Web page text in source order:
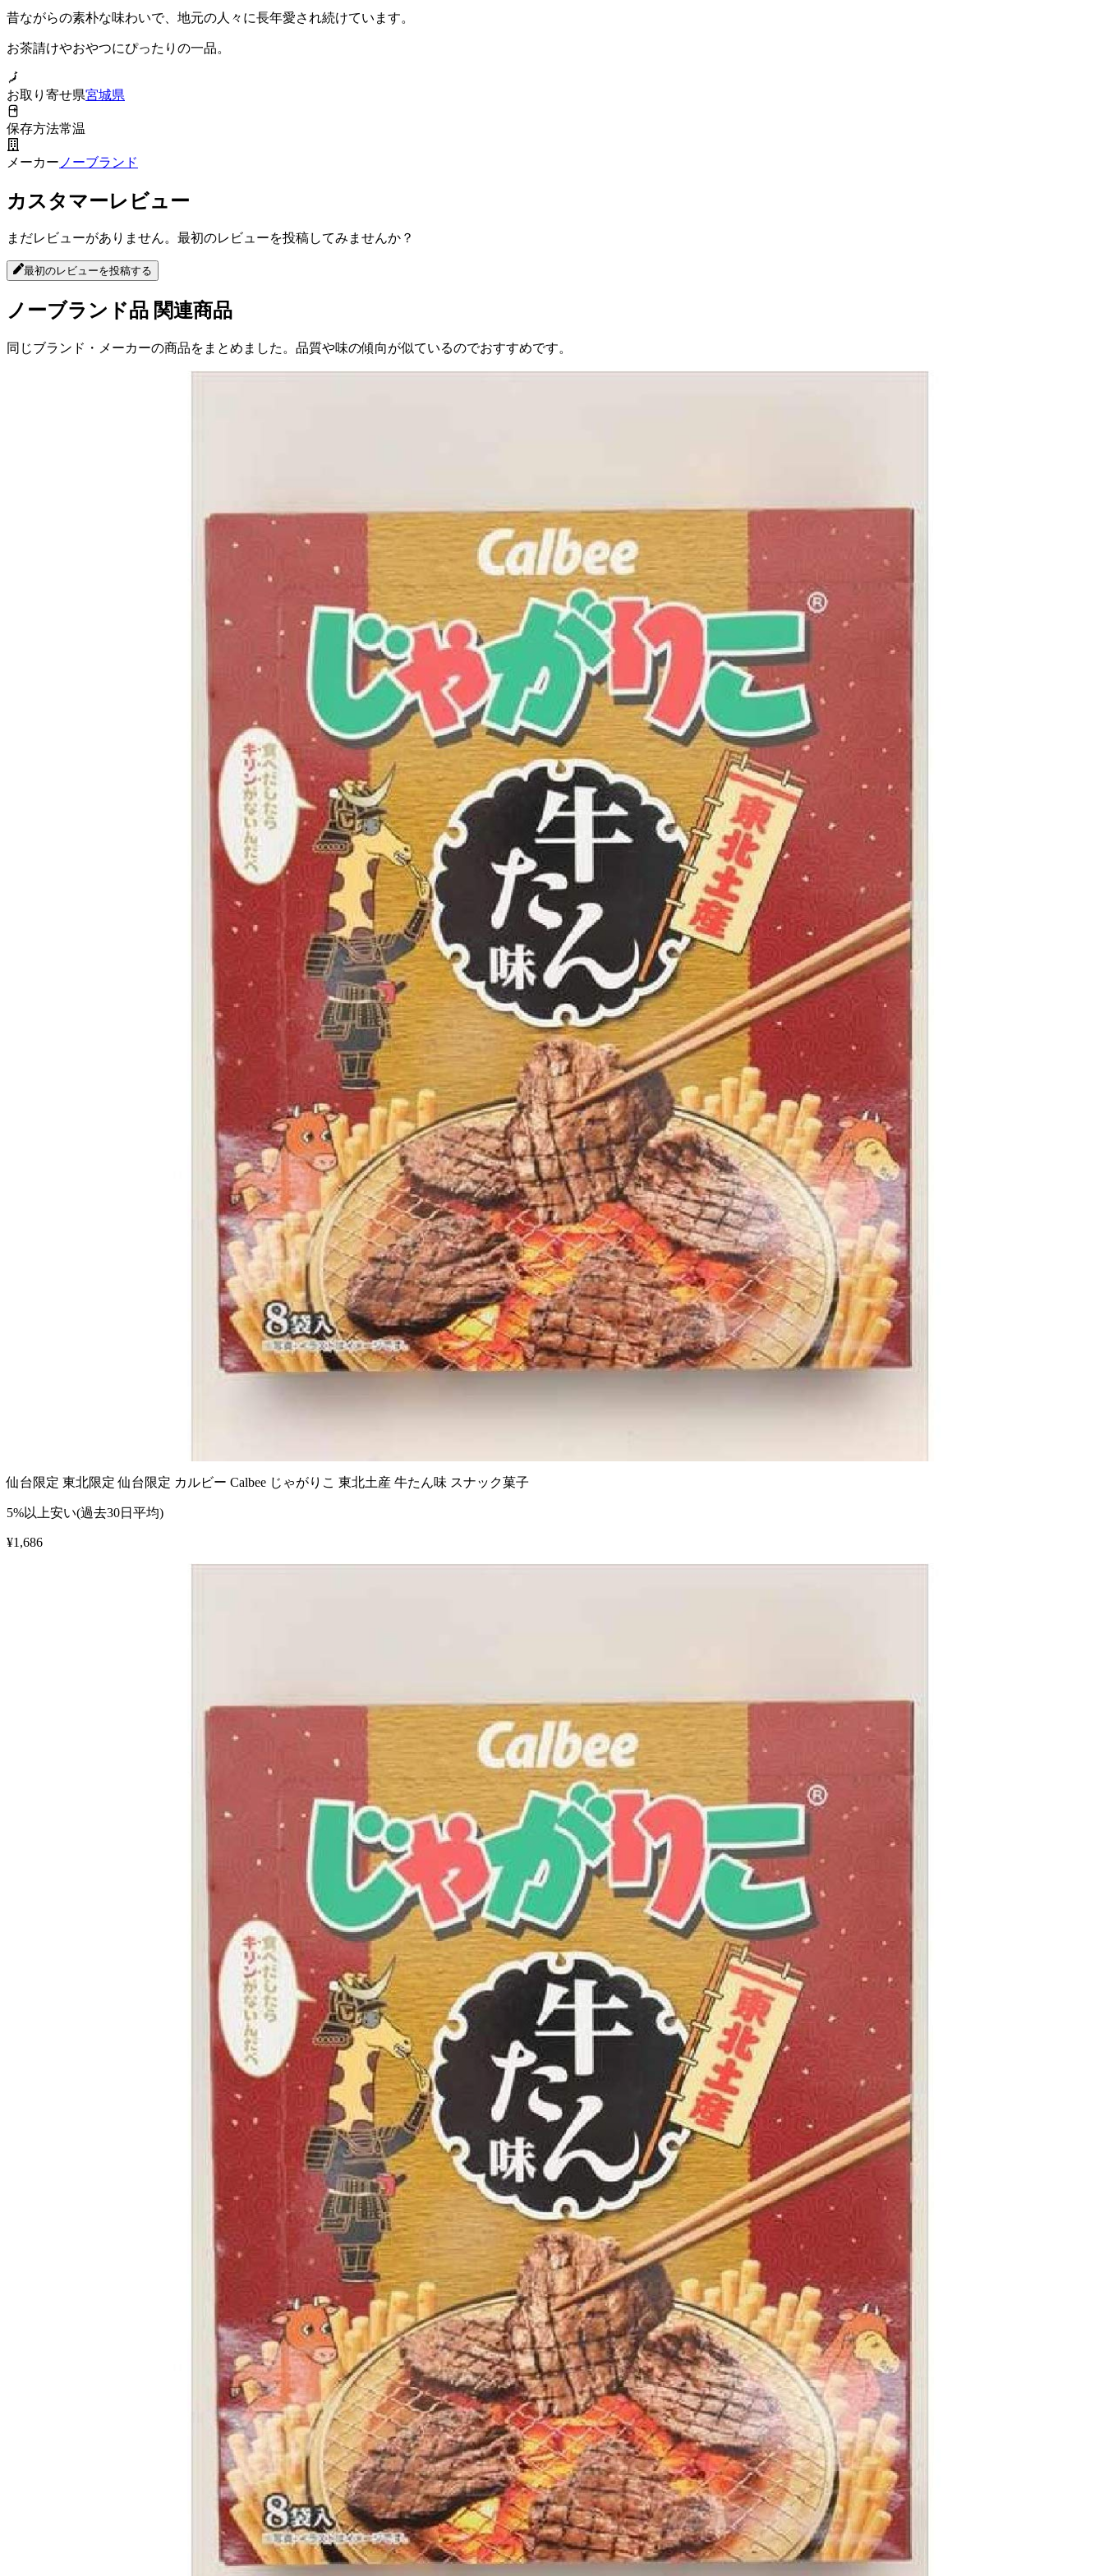
昔ながらの素朴な味わいで、地元の人々に長年愛され続けています。
お茶請けやおやつにぴったりの一品。
お取り寄せ県宮城県
保存方法常温
メーカー ノーブランド
カスタマーレビュー
まだレビューがありません。最初のレビューを投稿してみませんか？
最初のレビューを投稿する
ノーブランド品 関連商品
同じブランド・メーカーの商品をまとめました。品質や味の傾向が似ているのでおすすめです。
仙台限定 東北限定 仙台限定 カルビー Calbee じゃがりこ 東北土産 牛たん味 スナック菓子
5%以上安い(過去30日平均)
¥1,686